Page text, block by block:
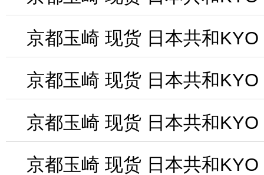
京都玉崎 现货 日本共和KYO
京都玉崎 现货 日本共和KYO
京都玉崎 现货 日本共和KYO
京都玉崎 现货 日本共和KYO